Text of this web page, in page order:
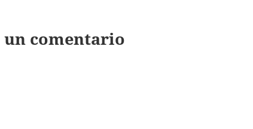
un comentario